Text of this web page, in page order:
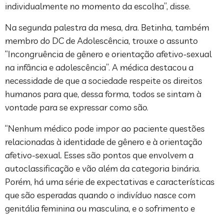
individualmente no momento da escolha”, disse.
Na segunda palestra da mesa, dra. Betinha, também
membro do DC de Adolescência, trouxe o assunto
“Incongruência de gênero e orientação afetivo-sexual
na infância e adolescência”. A médica destacou a
necessidade de que a sociedade respeite os direitos
humanos para que, dessa forma, todos se sintam à
vontade para se expressar como são.
“Nenhum médico pode impor ao paciente questões
relacionadas à identidade de gênero e à orientação
afetivo-sexual. Esses são pontos que envolvem a
autoclassificação e vão além da categoria binária.
Porém, há uma série de expectativas e características
que são esperadas quando o indivíduo nasce com
genitália feminina ou masculina, e o sofrimento e